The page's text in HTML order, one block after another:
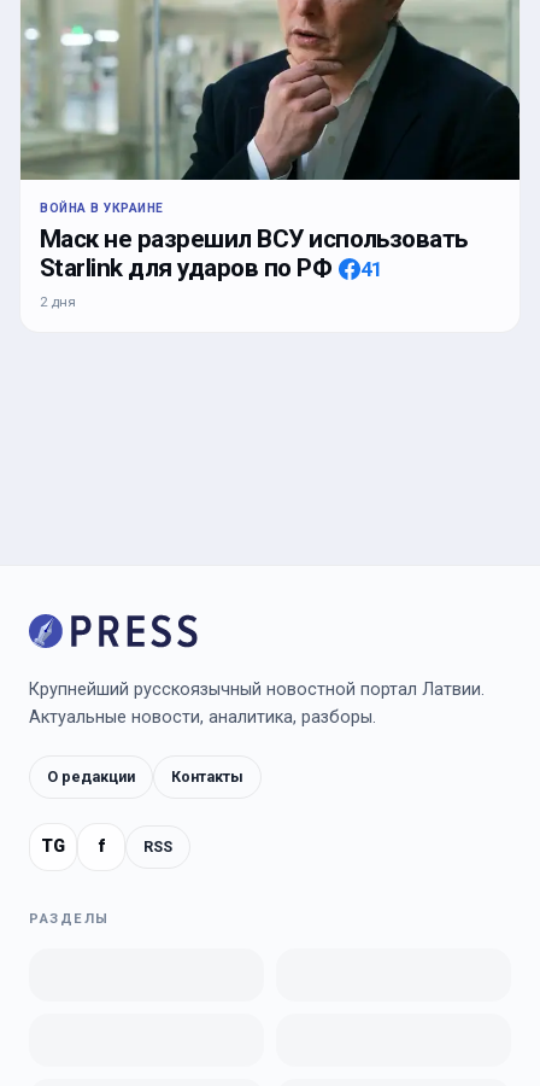
ВОЙНА В УКРАИНЕ
Маск не разрешил ВСУ использовать
Starlink для ударов по РФ
41
2 дня
Крупнейший русскоязычный новостной портал Латвии.
Актуальные новости, аналитика, разборы.
О редакции Контакты
TG f RSS
РАЗДЕЛЫ